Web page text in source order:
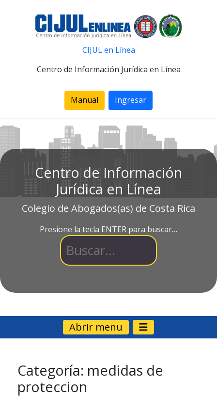
CIJUL en Línea
Centro de Información Jurídica en Línea
Manual Ingresar
Centro de Información
Jurídica en Línea
Colegio de Abogados(as) de Costa Rica
Presione la tecla ENTER para buscar…
Abrir menu
Categoría: medidas de
proteccion